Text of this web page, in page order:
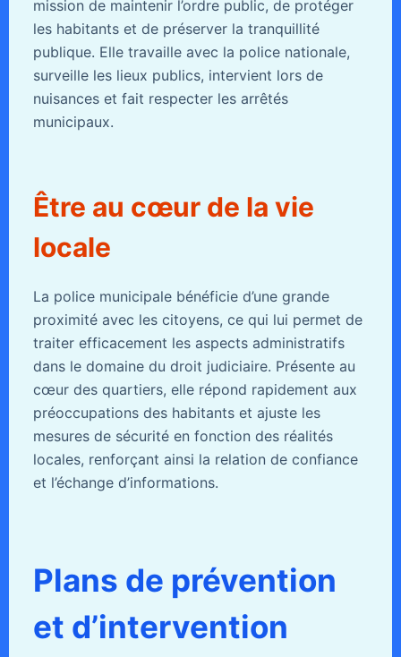
mission de maintenir l’ordre public, de protéger
les habitants et de préserver la tranquillité
publique. Elle travaille avec la police nationale,
surveille les lieux publics, intervient lors de
nuisances et fait respecter les arrêtés
municipaux.
Être au cœur de la vie
locale
La police municipale bénéficie d’une grande
proximité avec les citoyens, ce qui lui permet de
traiter efficacement les aspects administratifs
dans le domaine du droit judiciaire. Présente au
cœur des quartiers, elle répond rapidement aux
préoccupations des habitants et ajuste les
mesures de sécurité en fonction des réalités
locales, renforçant ainsi la relation de confiance
et l’échange d’informations.
Plans de prévention
et d’intervention